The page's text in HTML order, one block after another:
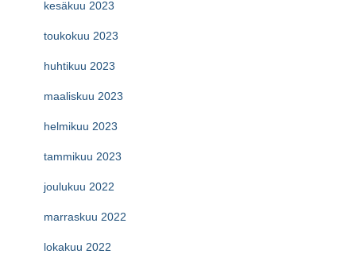
kesäkuu 2023
toukokuu 2023
huhtikuu 2023
maaliskuu 2023
helmikuu 2023
tammikuu 2023
joulukuu 2022
marraskuu 2022
lokakuu 2022